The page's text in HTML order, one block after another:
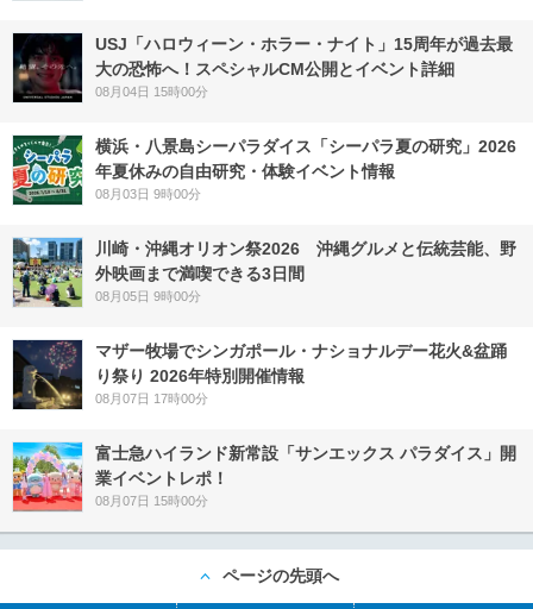
USJ「ハロウィーン・ホラー・ナイト」15周年が過去最
大の恐怖へ！スペシャルCM公開とイベント詳細
08月04日 15時00分
横浜・八景島シーパラダイス「シーパラ夏の研究」2026
年夏休みの自由研究・体験イベント情報
08月03日 9時00分
川崎・沖縄オリオン祭2026 沖縄グルメと伝統芸能、野
外映画まで満喫できる3日間
08月05日 9時00分
マザー牧場でシンガポール・ナショナルデー花火&盆踊
り祭り 2026年特別開催情報
08月07日 17時00分
富士急ハイランド新常設「サンエックス パラダイス」開
業イベントレポ！
08月07日 15時00分
ページの先頭へ